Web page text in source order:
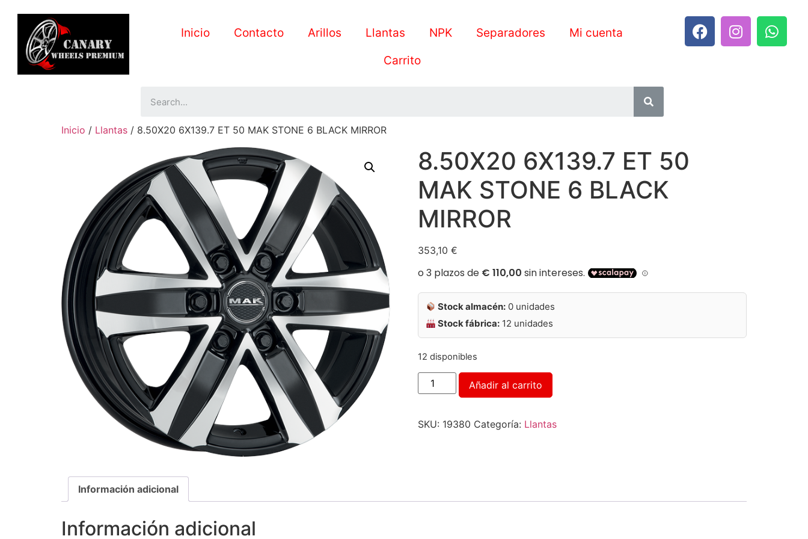
Inicio Contacto Arillos Llantas NPK Separadores
Mi cuenta
Carrito
Inicio / Llantas / 8.50X20 6X139.7 ET 50 MAK STONE 6 BLACK MIRROR
8.50X20 6X139.7 ET 50
MAK STONE 6 BLACK
MIRROR
353,10 €
Stock almacén:0 unidades
Stock fábrica:12 unidades
12 disponibles
Añadir al carrito
SKU: 19380 Categoría: Llantas
Información adicional
Información adicional